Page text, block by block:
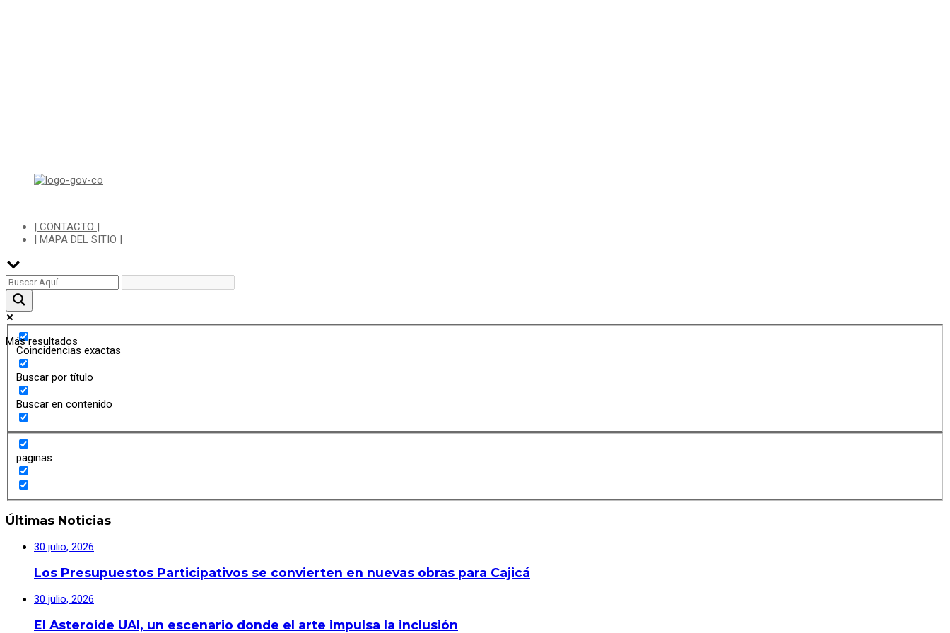
| CONTACTO |
| MAPA DEL SITIO |
Más resultados
Coincidencias exactas
Buscar por título
Buscar en contenido
paginas
Últimas Noticias
30 julio, 2026
Los Presupuestos Participativos se convierten en nuevas obras para Cajicá
30 julio, 2026
El Asteroide UAI, un escenario donde el arte impulsa la inclusión